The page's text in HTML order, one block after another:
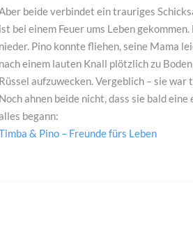
beide verbindet ein trauriges
ist bei einem Feuer ums Leben
nieder. Pino konnte fliehen, seine Mama
nach einem lauten Knall plötzlich zu
Rüssel aufzuwecken. Vergeblich – sie war
Noch ahnen beide nicht, dass sie bald
begann:
& Pino – Freunde fürs Leben